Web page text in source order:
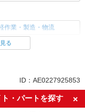
作業・製造・物流
OK
迎
る
ID：AE0227925853
・パートを探す